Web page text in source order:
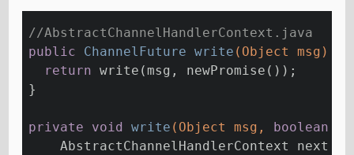
//AbstractChannelHandlerContext.java
public ChannelFuture write (Object msg)
return write(msg, newPromise());
}
private void write (Object msg, boolean
AbstractChannelHandlerContext next =